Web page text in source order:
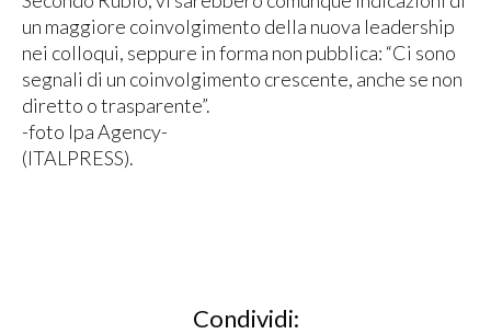
un maggiore coinvolgimento della nuova leadership
nei colloqui, seppure in forma non pubblica: “Ci sono
segnali di un coinvolgimento crescente, anche se non
diretto o trasparente”.
-foto Ipa Agency-
(ITALPRESS).
Condividi: